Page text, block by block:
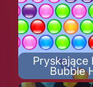
Pryskające
Bubble